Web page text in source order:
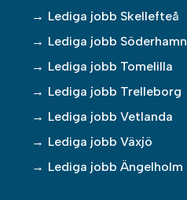
Lediga jobb Skellefteå
Lediga jobb Söderhamn
Lediga jobb Tomelilla
Lediga jobb Trelleborg
Lediga jobb Vetlanda
Lediga jobb Växjö
Lediga jobb Ängelholm